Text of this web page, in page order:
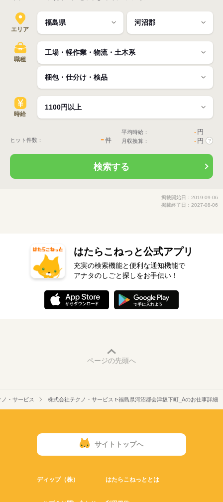
エリア
職種
時給
ヒット件数： -件
平均時給： - 円
月収換算： - 円 ?
検索する
掲載開始日：2019-09-06
掲載終了日：2027-08-06
はたらこねっと公式アプリ
充実の検索機能と便利な通知機能で
アナタのしごと探しをお手伝い！
ページの先頭へ
・サービス 株式会社テクノ・サービス t-福島県河沼郡会津坂下町_Aのお仕事詳細
サイトトップへ
ディップ（株） はたらこねっととは